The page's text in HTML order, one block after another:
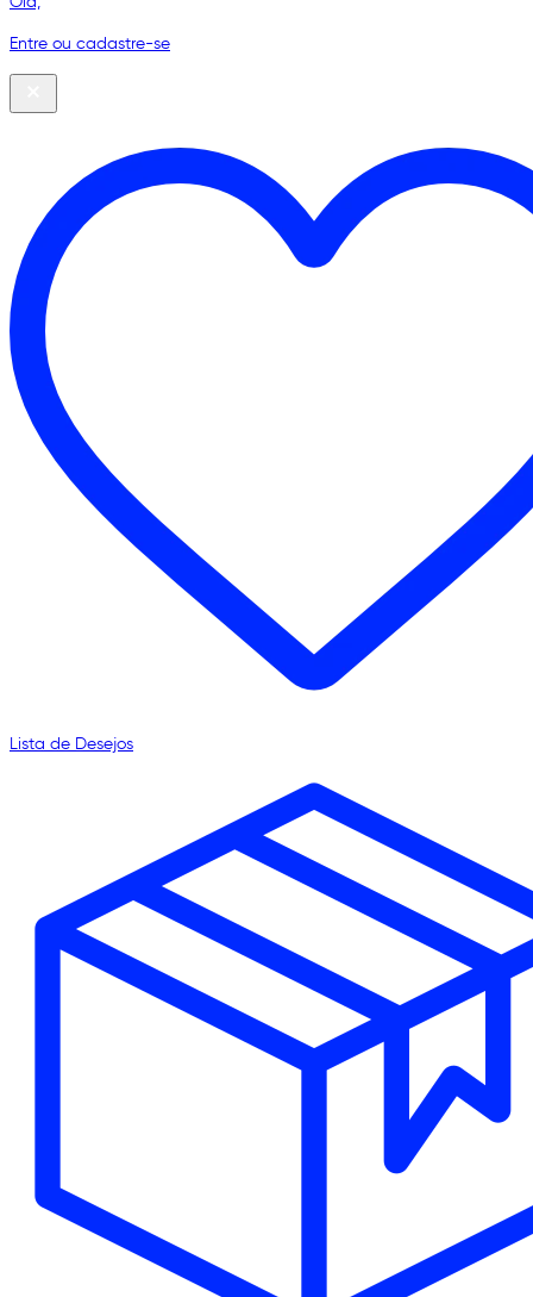
Entre ou cadastre-se
Lista de Desejos